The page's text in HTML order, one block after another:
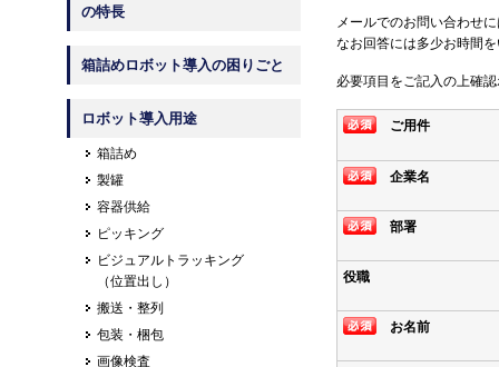
メールでのお問い合わせ
なお回答には多少お時間
必要項目をご記入の上確
ご用件
企業名
部署
役職
お名前
の特長
箱詰めロボット導入の困りごと
ロボット導入用途
箱詰め
製罐
容器供給
ピッキング
ビジュアルトラッキング
（位置出し）
搬送・整列
包装・梱包
画像検査